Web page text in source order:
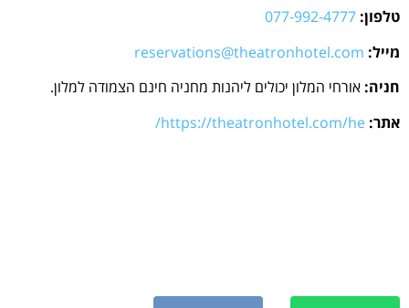
טלפון: 077-992-4777
מייל: reservations@theatronhotel.com
חניה: אורחי המלון יכולים ליהנות מחניה חינם הצמודה למלון.
אתר: https://theatronhotel.com/he/